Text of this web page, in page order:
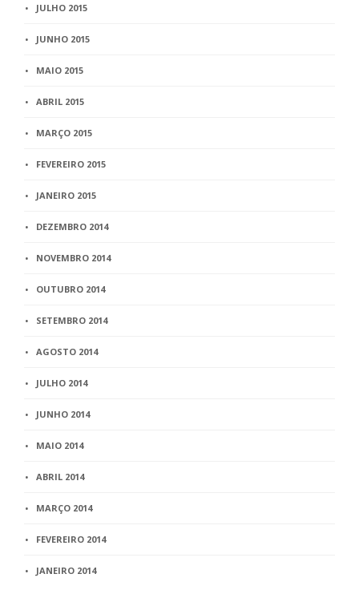
JULHO 2015
JUNHO 2015
MAIO 2015
ABRIL 2015
MARÇO 2015
FEVEREIRO 2015
JANEIRO 2015
DEZEMBRO 2014
NOVEMBRO 2014
OUTUBRO 2014
SETEMBRO 2014
AGOSTO 2014
JULHO 2014
JUNHO 2014
MAIO 2014
ABRIL 2014
MARÇO 2014
FEVEREIRO 2014
JANEIRO 2014